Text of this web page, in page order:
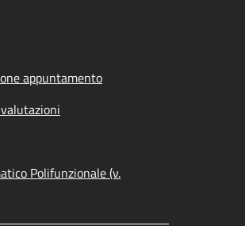
appuntamento
Polifunzionale (v.